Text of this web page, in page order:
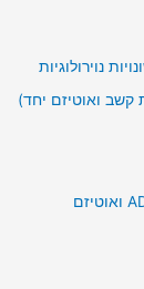
נוירולוגיות